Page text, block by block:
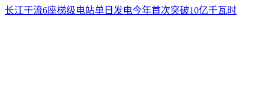
长江干流6座梯级电站单日发电今年首次突破10亿千瓦时